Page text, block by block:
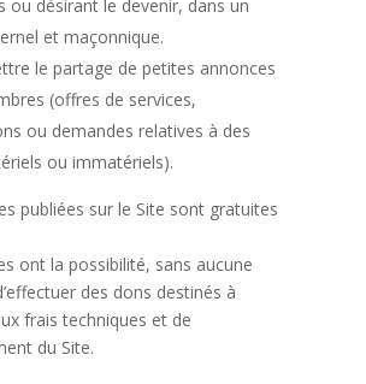
ou désirant le devenir, dans un
et maçonnique.
le partage de petites annonces
(offres de services,
ou demandes relatives à des
ou immatériels).
publiées sur le Site sont gratuites
ont la possibilité, sans aucune
des dons destinés à
frais techniques et de
du Site.